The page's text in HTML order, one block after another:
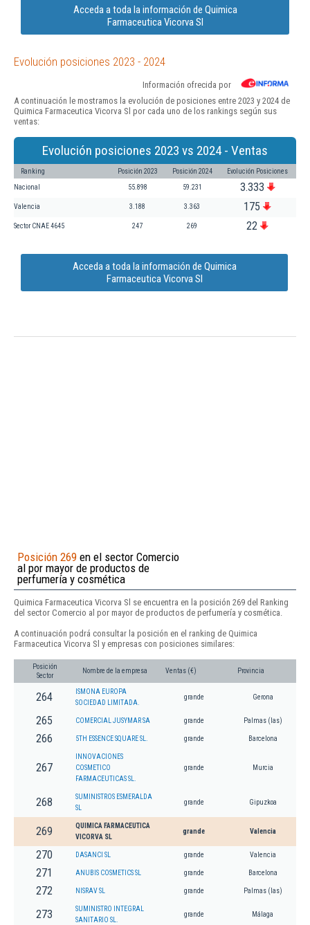
Acceda a toda la información de Quimica
Farmaceutica Vicorva Sl
Evolución posiciones 2023 - 2024
Información ofrecida por
A continuación le mostramos la evolución de posiciones entre 2023 y 2024 de
Quimica Farmaceutica Vicorva Sl por cada uno de los rankings según sus
ventas:
Evolución posiciones 2023 vs 2024 - Ventas
Ranking Posición 2023 Posición 2024 Evolución Posiciones
Nacional 55.898 59.231 3.333
Valencia 3.188 3.363 175
Sector CNAE 4645 247 269 22
Acceda a toda la información de Quimica
Farmaceutica Vicorva Sl
Posición 269 en el sector Comercio
al por mayor de productos de
perfumería y cosmética
Quimica Farmaceutica Vicorva Sl se encuentra en la posición 269 del Ranking
del sector Comercio al por mayor de productos de perfumería y cosmética.
A continuación podrá consultar la posición en el ranking de Quimica
Farmaceutica Vicorva Sl y empresas con posiciones similares:
Posición
Sector
Nombre de la empresa Ventas (€) Provincia
264
ISMONA EUROPA
SOCIEDAD LIMITADA.
grande Gerona
265 COMERCIAL JUSYMAR SA grande Palmas (las)
266 5TH ESSENCE SQUARE SL. grande Barcelona
267
INNOVACIONES
COSMETICO
FARMACEUTICAS SL.
grande Murcia
268
SUMINISTROS ESMERALDA
SL
grande Gipuzkoa
269
QUIMICA FARMACEUTICA
VICORVA SL
grande Valencia
270 DASANCI SL grande Valencia
271 ANUBIS COSMETICS SL grande Barcelona
272 NISRAV SL grande Palmas (las)
273
SUMINISTRO INTEGRAL
SANITARIO SL.
grande Málaga